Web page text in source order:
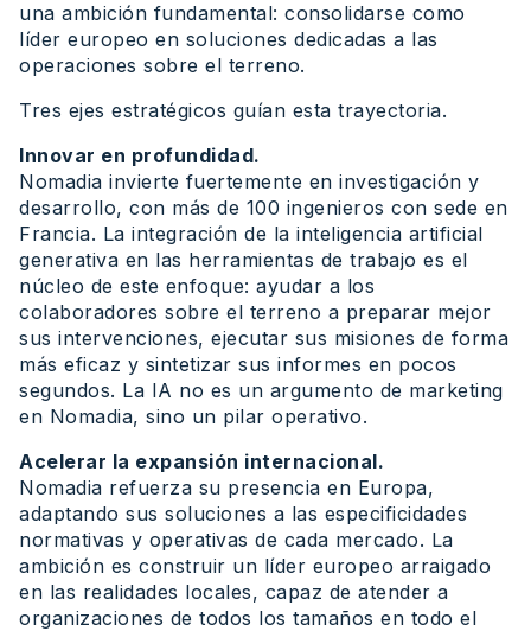
una ambición fundamental: consolidarse como
líder europeo en soluciones dedicadas a las
operaciones sobre el terreno.
Tres ejes estratégicos guían esta trayectoria.
Innovar en profundidad.
Nomadia invierte fuertemente en investigación y
desarrollo, con más de 100 ingenieros con sede en
Francia. La integración de la inteligencia artificial
generativa en las herramientas de trabajo es el
núcleo de este enfoque: ayudar a los
colaboradores sobre el terreno a preparar mejor
sus intervenciones, ejecutar sus misiones de forma
más eficaz y sintetizar sus informes en pocos
segundos. La IA no es un argumento de marketing
en Nomadia, sino un pilar operativo.
Acelerar la expansión internacional.
Nomadia refuerza su presencia en Europa,
adaptando sus soluciones a las especificidades
normativas y operativas de cada mercado. La
ambición es construir un líder europeo arraigado
en las realidades locales, capaz de atender a
organizaciones de todos los tamaños en todo el